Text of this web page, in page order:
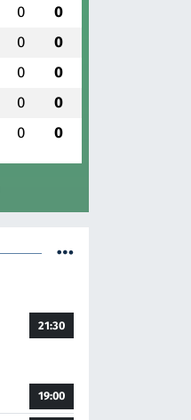
0 0
0 0
0 0
0 0
0 0
21:30
19:00